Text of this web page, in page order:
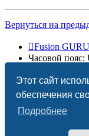
Этот сайт
обеспечения
Подробнее
Вернуться на
Fusion GURU
Часовой пояс:
Создано на основе